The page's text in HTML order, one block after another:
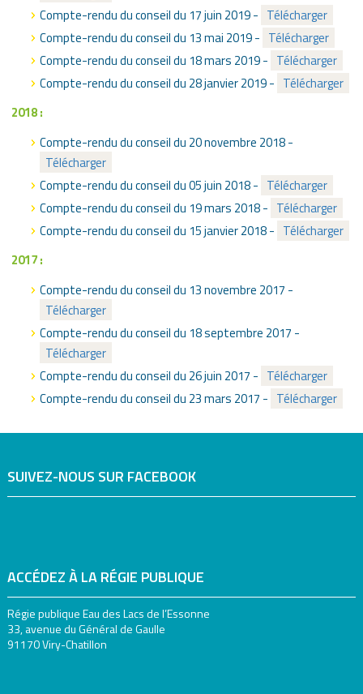
Compte-rendu du conseil du 17 juin 2019 - Télécharger
Compte-rendu du conseil du 13 mai 2019 - Télécharger
Compte-rendu du conseil du 18 mars 2019 - Télécharger
Compte-rendu du conseil du 28 janvier 2019 - Télécharger
2018 :
Compte-rendu du conseil du 20 novembre 2018 -
Télécharger
Compte-rendu du conseil du 05 juin 2018 - Télécharger
Compte-rendu du conseil du 19 mars 2018 - Télécharger
Compte-rendu du conseil du 15 janvier 2018 - Télécharger
2017 :
Compte-rendu du conseil du 13 novembre 2017 -
Télécharger
Compte-rendu du conseil du 18 septembre 2017 -
Télécharger
Compte-rendu du conseil du 26 juin 2017 - Télécharger
Compte-rendu du conseil du 23 mars 2017 - Télécharger
SUIVEZ-NOUS SUR FACEBOOK
ACCÉDEZ À LA RÉGIE PUBLIQUE
Régie publique Eau des Lacs de l’Essonne
33, avenue du Général de Gaulle
91170 Viry-Chatillon